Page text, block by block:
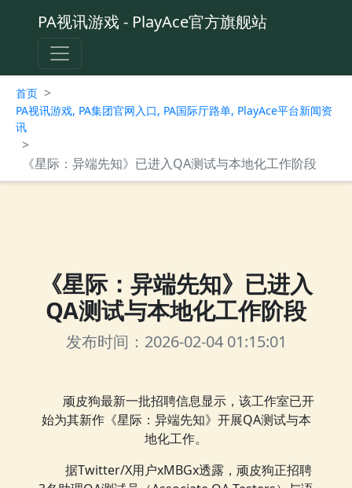
PA视讯游戏 - PlayAce官方旗舰站
首页 >
PA视讯游戏, PA集团官网入口, PA国际厅路单, PlayAce平台新闻资
讯
>
《星际：异端先知》已进入QA测试与本地化工作阶段
《星际：异端先知》已进入
QA测试与本地化工作阶段
发布时间：2026-02-04 01:15:01
顽皮狗最新一批招聘信息显示，该工作室已开
始为其新作《星际：异端先知》开展QA测试与本
地化工作。
据Twitter/X用户xMBGx透露，顽皮狗正招聘